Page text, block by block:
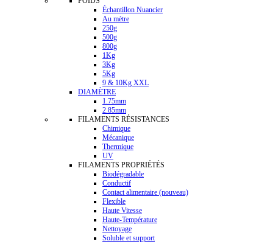
Échantillon Nuancier
Au mètre
250g
500g
800g
1Kg
3Kg
5Kg
9 & 10Kg XXL
DIAMÈTRE
1.75mm
2.85mm
FILAMENTS RÉSISTANCES
Chimique
Mécanique
Thermique
UV
FILAMENTS PROPRIÉTÉS
Biodégradable
Conductif
Contact alimentaire (nouveau)
Flexible
Haute Vitesse
Haute-Température
Nettoyage
Soluble et support